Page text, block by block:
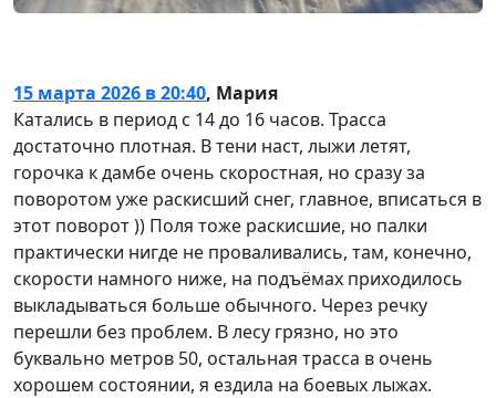
15 марта 2026 в 20:40, Мария
Катались в период с 14 до 16 часов. Трасса
достаточно плотная. В тени наст, лыжи летят,
горочка к дамбе очень скоростная, но сразу за
поворотом уже раскисший снег, главное, вписаться в
этот поворот )) Поля тоже раскисшие, но палки
практически нигде не проваливались, там, конечно,
скорости намного ниже, на подъёмах приходилось
выкладываться больше обычного. Через речку
перешли без проблем. В лесу грязно, но это
буквально метров 50, остальная трасса в очень
хорошем состоянии, я ездила на боевых лыжах.